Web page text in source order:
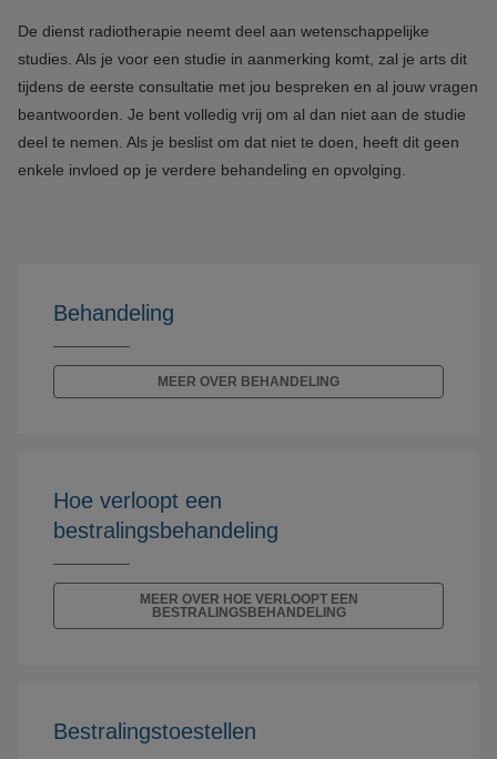
De dienst radiotherapie neemt deel aan wetenschappelijke
studies. Als je voor een studie in aanmerking komt, zal je arts dit
tijdens de eerste consultatie met jou bespreken en al jouw vragen
beantwoorden. Je bent volledig vrij om al dan niet aan de studie
deel te nemen. Als je beslist om dat niet te doen, heeft dit geen
enkele invloed op je verdere behandeling en opvolging.
Behandeling
MEER OVER BEHANDELING
Hoe verloopt een
bestralingsbehandeling
MEER OVER HOE VERLOOPT EEN
BESTRALINGSBEHANDELING
Bestralingstoestellen